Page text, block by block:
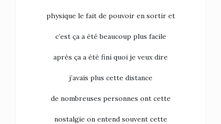
physique le fait de pouvoir en sortir et
c’est ça a été beaucoup plus facile
après ça a été fini quoi je veux dire
j’avais plus cette distance
de nombreuses personnes ont cette
nostalgie on entend souvent cette